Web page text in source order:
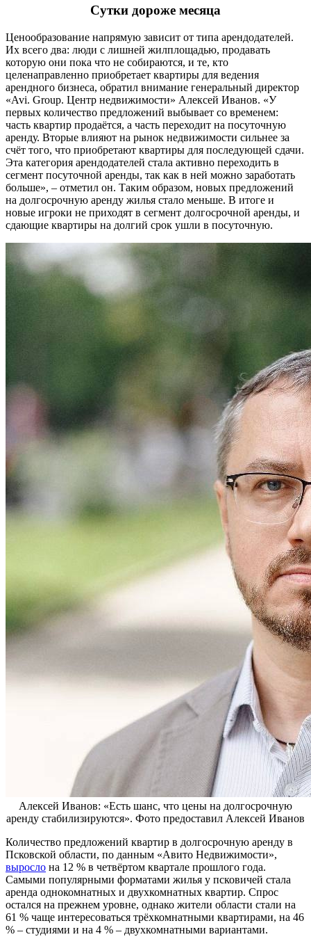
Сутки дороже месяца
Ценообразование напрямую зависит от типа арендодателей.
Их всего два: люди с лишней жилплощадью, продавать
которую они пока что не собираются, и те, кто
целенаправленно приобретает квартиры для ведения
арендного бизнеса, обратил внимание генеральный директор
«Avi. Group. Центр недвижимости» Алексей Иванов. «У
первых количество предложений выбывает со временем:
часть квартир продаётся, а часть переходит на посуточную
аренду. Вторые влияют на рынок недвижимости сильнее за
счёт того, что приобретают квартиры для последующей сдачи.
Эта категория арендодателей стала активно переходить в
сегмент посуточной аренды, так как в ней можно заработать
больше», – отметил он. Таким образом, новых предложений
на долгосрочную аренду жилья стало меньше. В итоге и
новые игроки не приходят в сегмент долгосрочной аренды, и
сдающие квартиры на долгий срок ушли в посуточную.
Алексей Иванов: «Есть шанс, что цены на долгосрочную
аренду стабилизируются». Фото предоставил Алексей Иванов
Количество предложений квартир в долгосрочную аренду в
Псковской области, по данным «Авито Недвижимости»,
выросло на 12 % в четвёртом квартале прошлого года.
Самыми популярными форматами жилья у псковичей стала
аренда однокомнатных и двухкомнатных квартир. Спрос
остался на прежнем уровне, однако жители области стали на
61 % чаще интересоваться трёхкомнатными квартирами, на 46
% – студиями и на 4 % – двухкомнатными вариантами.